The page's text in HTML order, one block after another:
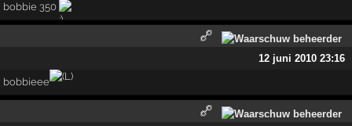
bobbie 350
12 juni 2010 23:16
bobbieee